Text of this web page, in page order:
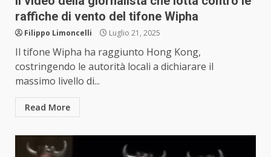
raffiche di vento del tifone Wipha
Filippo Limoncelli Luglio 21, 2025
Il tifone Wipha ha raggiunto Hong Kong,
costringendo le autorità locali a dichiarare il
massimo livello di...
Read More